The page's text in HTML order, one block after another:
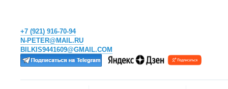
+7 (921) 916-70-94
N-PETER@MAIL.RU
BILKIS9441609@GMAIL.COM